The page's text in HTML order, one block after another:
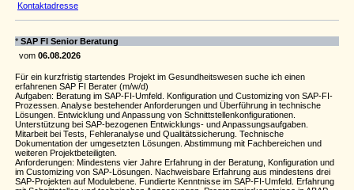
Kontaktadresse
* SAP FI Senior Beratung
vom 06.08.2026
Für ein kurzfristig startendes Projekt im Gesundheitswesen suche ich einen
erfahrenen SAP FI Berater (m/w/d)
Aufgaben: Beratung im SAP-FI-Umfeld. Konfiguration und Customizing von SAP-FI-
Prozessen. Analyse bestehender Anforderungen und Überführung in technische
Lösungen. Entwicklung und Anpassung von Schnittstellenkonfigurationen.
Unterstützung bei SAP-bezogenen Entwicklungs- und Anpassungsaufgaben.
Mitarbeit bei Tests, Fehleranalyse und Qualitätssicherung. Technische
Dokumentation der umgesetzten Lösungen. Abstimmung mit Fachbereichen und
weiteren Projektbeteiligten.
Anforderungen: Mindestens vier Jahre Erfahrung in der Beratung, Konfiguration und
im Customizing von SAP-Lösungen. Nachweisbare Erfahrung aus mindestens drei
SAP-Projekten auf Modulebene. Fundierte Kenntnisse im SAP-FI-Umfeld. Erfahrung